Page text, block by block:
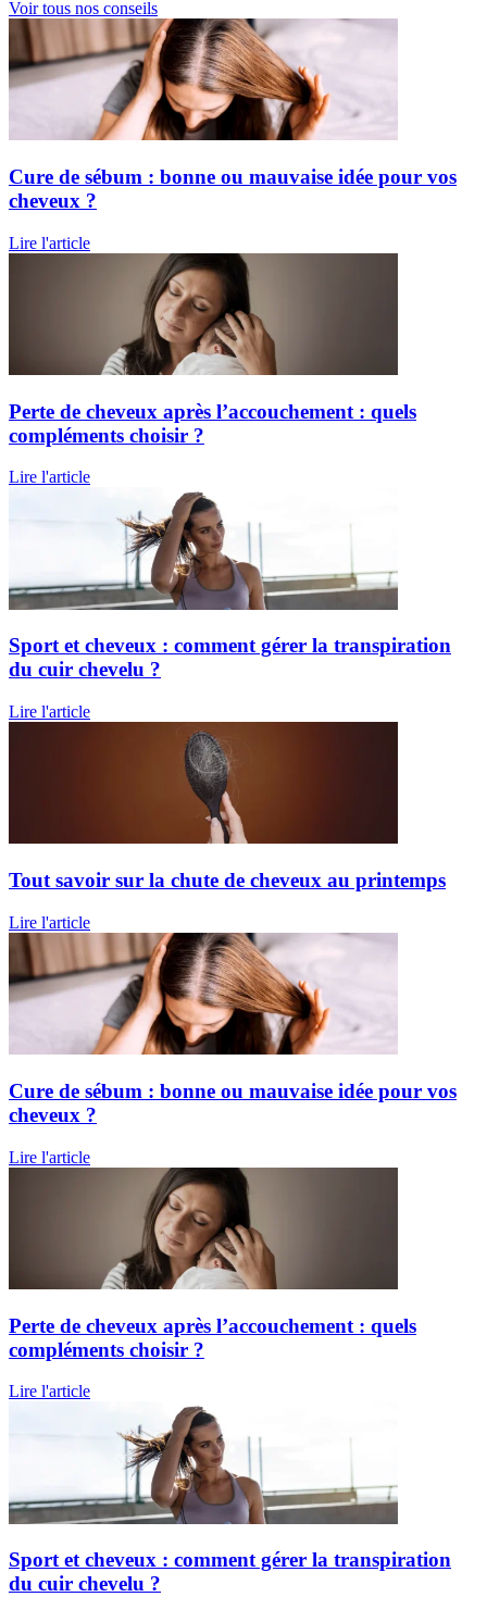
Voir tous nos conseils
Cure de sébum : bonne ou mauvaise idée pour vos
cheveux ?
Lire l'article
Perte de cheveux après l’accouchement : quels
compléments choisir ?
Lire l'article
Sport et cheveux : comment gérer la transpiration
du cuir chevelu ?
Lire l'article
Tout savoir sur la chute de cheveux au printemps
Lire l'article
Cure de sébum : bonne ou mauvaise idée pour vos
cheveux ?
Lire l'article
Perte de cheveux après l’accouchement : quels
compléments choisir ?
Lire l'article
Sport et cheveux : comment gérer la transpiration
du cuir chevelu ?